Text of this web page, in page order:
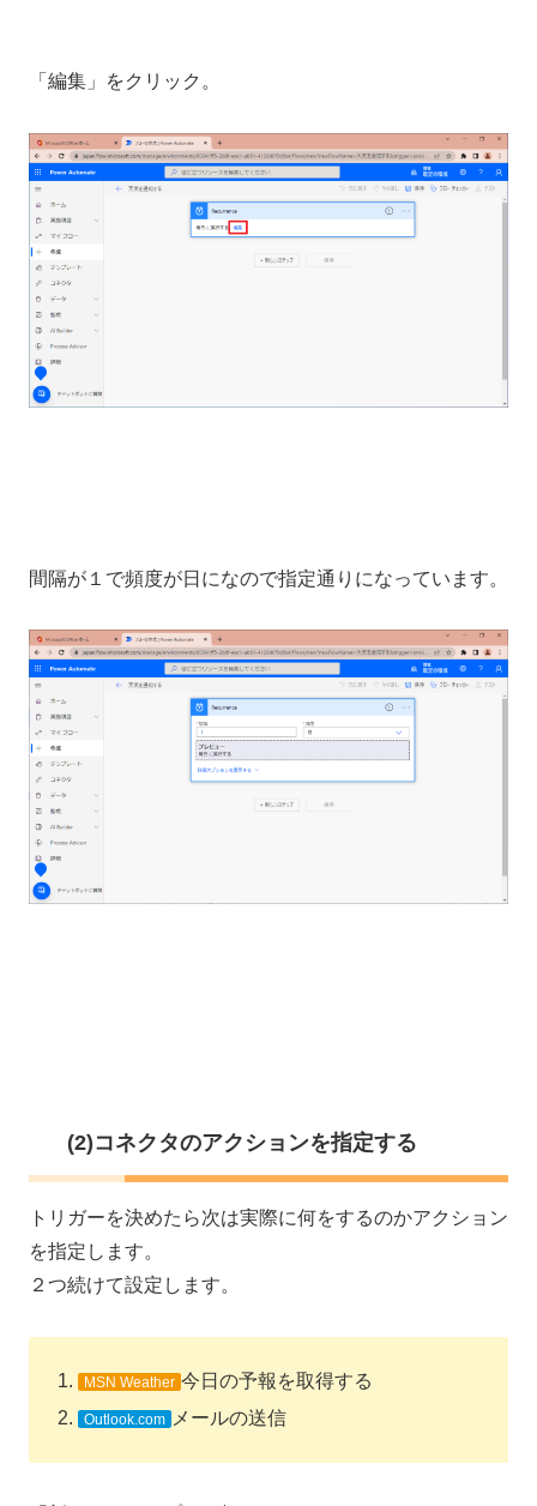
「編集」をクリック。
間隔が１で頻度が日になので指定通りになっています。
(2)コネクタのアクションを指定する
トリガーを決めたら次は実際に何をするのかアクション
を指定します。
２つ続けて設定します。
MSN Weather 今日の予報を取得する
Outlook.com メールの送信